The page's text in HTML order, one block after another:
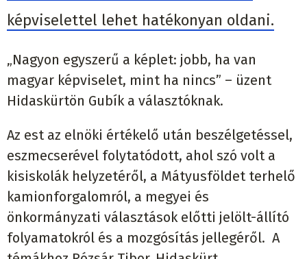
képviselettel lehet hatékonyan oldani.
„Nagyon egyszerű a képlet: jobb, ha van
magyar képviselet, mint ha nincs” – üzent
Hidaskürtön Gubík a választóknak.
Az est az elnöki értékelő után beszélgetéssel,
eszmecserével folytatódott, ahol szó volt a
kisiskolák helyzetéről, a Mátyusföldet terhelő
kamionforgalomról, a megyei és
önkormányzati választások előtti jelölt-állító
folyamatokról és a mozgósítás jellegéről. A